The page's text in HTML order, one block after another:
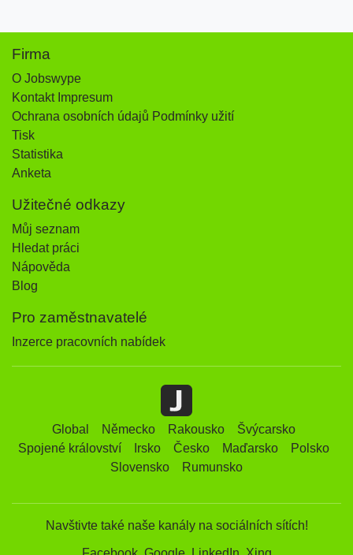
Firma
O Jobswype
Kontakt Impresum
Ochrana osobních údajů Podmínky užití
Tisk
Statistika
Anketa
Užitečné odkazy
Můj seznam
Hledat práci
Nápověda
Blog
Pro zaměstnavatelé
Inzerce pracovních nabídek
Global Německo Rakousko
Švýcarsko
Spojené království
Irsko Česko Maďarsko
Polsko
Slovensko
Rumunsko
Navštivte také naše kanály na sociálních sítích!